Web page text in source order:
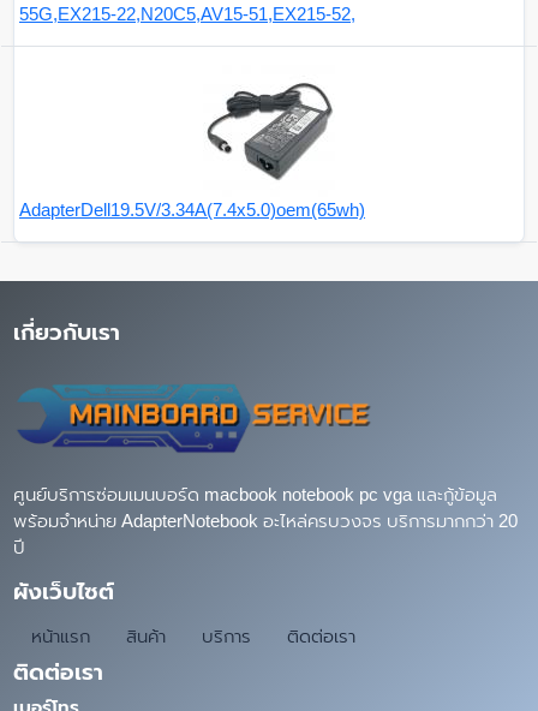
55G,EX215-22,N20C5,AV15-51,EX215-52,
AdapterDell19.5V/3.34A(7.4x5.0)oem(65wh)
เกี่ยวกับเรา
ศูนย์บริการซ่อมเมนบอร์ด macbook notebook pc vga และกู้ข้อมูล
พร้อมจำหน่าย AdapterNotebook อะไหล่ครบวงจร บริการมากกว่า 20
ปี
ผังเว็บไซต์
หน้าแรก สินค้า บริการ ติดต่อเรา
ติดต่อเรา
เบอร์โทร